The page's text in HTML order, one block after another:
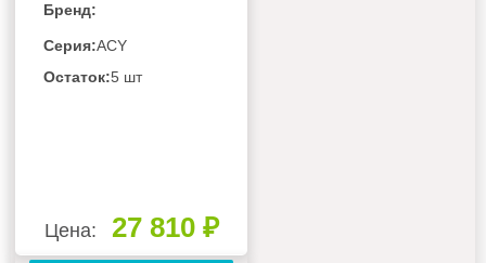
FM24HE
Бренд:
Серия:ACY
Остаток:5 шт
Цена: 27 810 ₽